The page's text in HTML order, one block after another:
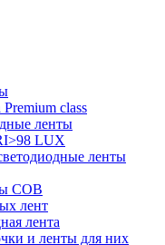
class
ленты
LUX
ленты
COB
лент
лента
и ленты для них